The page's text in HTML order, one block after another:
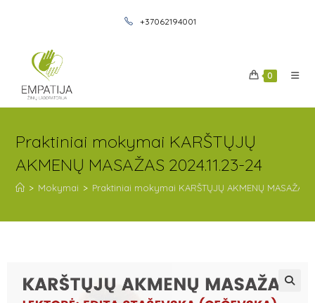
+37062194001
0
Praktiniai mokymai KARŠTŲJŲ
AKMENŲ MASAŽAS 2024.11.23-24
> Mokymai > Praktiniai mokymai KARŠTŲJŲ AKMENŲ MASAŽAS